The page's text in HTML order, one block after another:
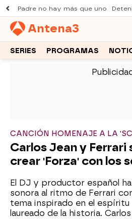
Padre no hay más que uno
Antena3
SERIES PROGRAMAS
CANCIÓN HOMENAJE A LA
Carlos Jean y Ferrari
crear 'Forza' con los
El DJ y productor español
sonora al ritmo de Ferrari
tema inspirado en el espíritu
laureado de la historia.